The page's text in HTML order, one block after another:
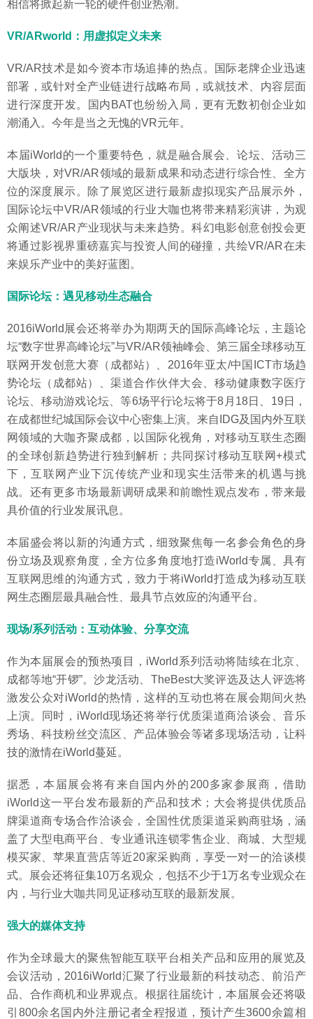
相信将掀起新一轮的硬件创业热潮。
VR/ARworld：用虚拟定义未来
VR/AR技术是如今资本市场追捧的热点。国际老牌企业迅速
部署，或针对全产业链进行战略布局，或就技术、内容层面
进行深度开发。国内BAT也纷纷入局，更有无数初创企业如
潮涌入。今年是当之无愧的VR元年。
本届iWorld的一个重要特色，就是融合展会、论坛、活动三
大版块，对VR/AR领域的最新成果和动态进行综合性、全方
位的深度展示。除了展览区进行最新虚拟现实产品展示外，
国际论坛中VR/AR领域的行业大咖也将带来精彩演讲，为观
众阐述VR/AR产业现状与未来趋势。科幻电影创意创投会更
将通过影视界重磅嘉宾与投资人间的碰撞，共绘VR/AR在未
来娱乐产业中的美好蓝图。
国际论坛：遇见移动生态融合
2016iWorld展会还将举办为期两天的国际高峰论坛，主题论
坛“数字世界高峰论坛”与VR/AR领袖峰会、第三届全球移动互
联网开发创意大赛（成都站）、2016年亚太/中国ICT市场趋
势论坛（成都站）、渠道合作伙伴大会、移动健康数字医疗
论坛、移动游戏论坛、等6场平行论坛将于8月18日、19日，
在成都世纪城国际会议中心密集上演。来自IDG及国内外互联
网领域的大咖齐聚成都，以国际化视角，对移动互联生态圈
的全球创新趋势进行独到解析；共同探讨移动互联网+模式
下，互联网产业下沉传统产业和现实生活带来的机遇与挑
战。还有更多市场最新调研成果和前瞻性观点发布，带来最
具价值的行业发展讯息。
本届盛会将以新的沟通方式，细致聚焦每一名参会角色的身
份立场及观察角度，全方位多角度地打造iWorld专属、具有
互联网思维的沟通方式，致力于将iWorld打造成为移动互联
网生态圈层最具融合性、最具节点效应的沟通平台。
现场/系列活动：互动体验、分享交流
作为本届展会的预热项目，iWorld系列活动将陆续在北京、
成都等地“开锣”。沙龙活动、TheBest大奖评选及达人评选将
激发公众对iWorld的热情，这样的互动也将在展会期间火热
上演。同时，iWorld现场还将举行优质渠道商洽谈会、音乐
秀场、科技粉丝交流区、产品体验会等诸多现场活动，让科
技的激情在iWorld蔓延。
据悉，本届展会将有来自国内外的200多家参展商，借助
iWorld这一平台发布最新的产品和技术；大会将提供优质品
牌渠道商专场合作洽谈会，全国性优质渠道采购商驻场，涵
盖了大型电商平台、专业通讯连锁零售企业、商城、大型规
模买家、苹果直营店等近20家采购商，享受一对一的洽谈模
式。展会还将征集10万名观众，包括不少于1万名专业观众在
内，与行业大咖共同见证移动互联的最新发展。
强大的媒体支持
作为全球最大的聚焦智能互联平台相关产品和应用的展览及
会议活动，2016iWorld汇聚了行业最新的科技动态、前沿产
品、合作商机和业界观点。根据往届统计，本届展会还将吸
引800余名国内外注册记者全程报道，预计产生3600余篇相